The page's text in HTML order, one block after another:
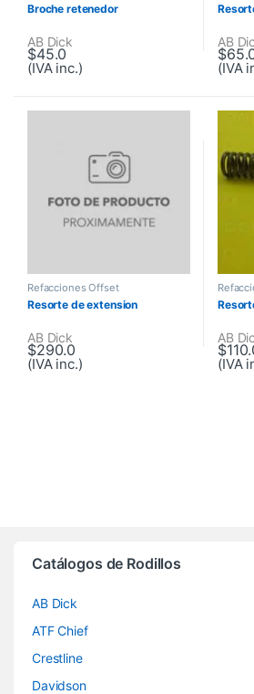
Broche retenedor
AB Dick
$45.0
(IVA inc.)
AB
$
(IVA
Refacciones Offset
Resorte de extension
AB Dick
$290.0
(IVA inc.)
AB
$
(IVA
Catálogos de Rodillos
AB Dick
ATF Chief
Crestline
Davidson